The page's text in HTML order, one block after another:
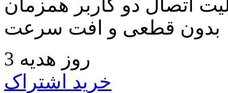
اتصال دو کاربر همزمان
بدون قطعی و افت سرعت
3 روز هدیه
خرید اشتراک